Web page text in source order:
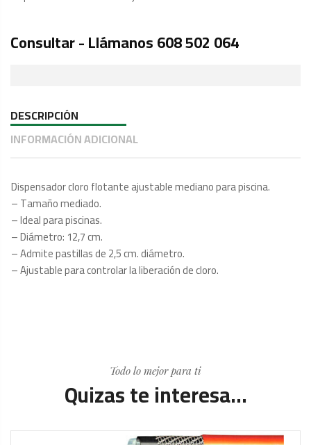
Consultar - Llámanos 608 502 064
DESCRIPCIÓN
INFORMACIÓN ADICIONAL
Dispensador cloro flotante ajustable mediano para piscina.
– Tamaño mediado.
– Ideal para piscinas.
– Diámetro: 12,7 cm.
– Admite pastillas de 2,5 cm. diámetro.
– Ajustable para controlar la liberación de cloro.
Todo lo mejor para ti
Quizas te interesa...